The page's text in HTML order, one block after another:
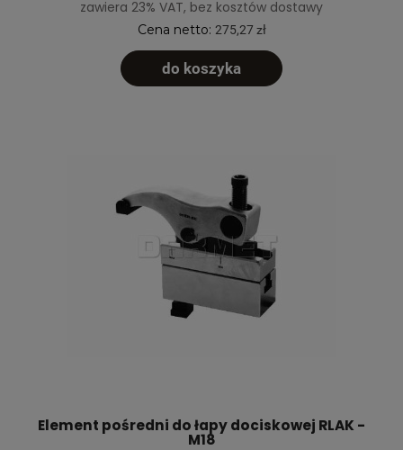
zawiera 23% VAT, bez kosztów dostawy
Cena netto: 275,27 zł
do koszyka
Element pośredni do łapy dociskowej RLAK -
M18